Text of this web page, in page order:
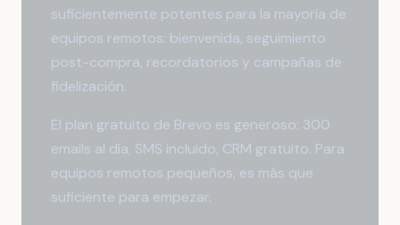
suficientemente potentes para la mayoría de
equipos remotos: bienvenida, seguimiento
post-compra, recordatorios y campañas de
fidelización.
El plan gratuito de Brevo es generoso: 300
emails al día, SMS incluido, CRM gratuito. Para
equipos remotos pequeños, es más que
suficiente para empezar.